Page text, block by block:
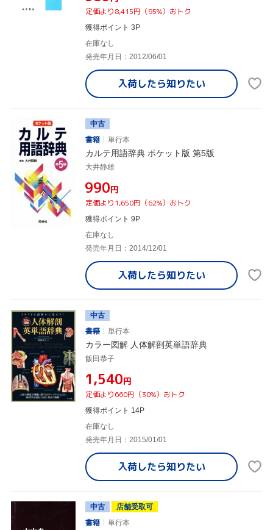
定価より8,415円（95%）おトク
獲得ポイント 3P
在庫なし
発売年月日：2012/06/01
入荷したら知りたい
中古
書籍
単行本
カルテ用語辞典 ポケット版 第5版
大井静雄
¥990円
定価より1,650円（62%）おトク
獲得ポイント 9P
在庫なし
発売年月日：2014/12/01
入荷したら知りたい
中古
書籍
単行本
カラー図解 人体解剖英単語辞典
飯田恭子
¥1,540円
定価より660円（30%）おトク
獲得ポイント 14P
在庫なし
発売年月日：2015/01/01
入荷したら知りたい
中古
店舗受取可
書籍
単行本